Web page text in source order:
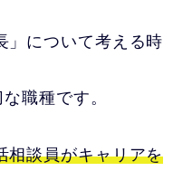
」について考える時
職種です。
相談員がキャリアを